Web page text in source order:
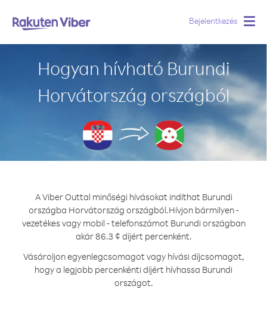
Bejelentkezés
Hogyan hívható Burundi
Horvátország országból
A Viber Outtal minőségi hívásokat indíthat Burundi
országba Horvátország országból.Hívjon bármilyen -
vezetékes vagy mobil - telefonszámot Burundi országban
akár 86.3 ¢ díjért percenként.
Vásároljon egyenlegcsomagot vagy hívási díjcsomagot,
hogy a legjobb percenkénti díjért hívhassa Burundi
országot.